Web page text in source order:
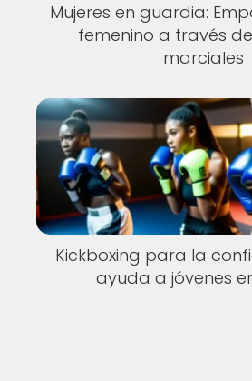
Mujeres en guardia:
femenino a través
marciales
Kickboxing para la
ayuda a jóvenes